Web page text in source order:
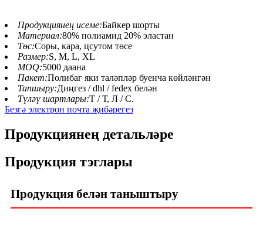
Продукциянең исеме:Байкер шорты
Материал:80% полиамид 20% эластан
Төс:Соры, кара, цсутом төсе
Размер:S, M, L, XL
MOQ:5000 даана
Пакет:Полибаг яки таләпләр буенча көйләнгән
Тапшыру:Диңгез / dhl / fedex белән
Түләү шартлары:Т / Т, Л / С.
Безгә электрон почта җибәрегез
Продукциянең детальләре
Продукция тэглары
Продукция белән таныштыру